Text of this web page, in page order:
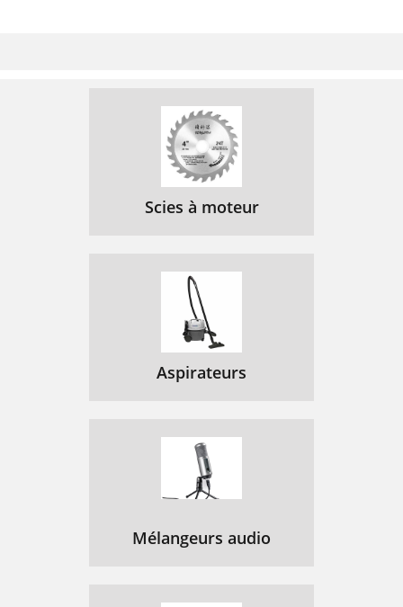
Scies à moteur
Aspirateurs
Mélangeurs audio